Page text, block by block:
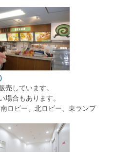
売しています。
合もあります。
ロビー、北ロビー、東ランプ